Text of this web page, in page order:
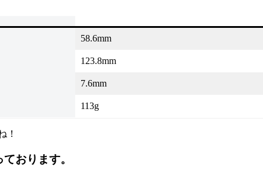
58.6mm
123.8mm
7.6mm
113g
！
おります。